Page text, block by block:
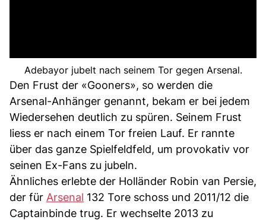
Adebayor jubelt nach seinem Tor gegen Arsenal.
Den Frust der «Gooners», so werden die
Arsenal-Anhänger genannt, bekam er bei jedem
Wiedersehen deutlich zu spüren. Seinem Frust
liess er nach einem Tor freien Lauf. Er rannte
über das ganze Spielfeldfeld, um provokativ vor
seinen Ex-Fans zu jubeln.
Ähnliches erlebte der Holländer Robin van Persie,
der für Arsenal 132 Tore schoss und 2011/12 die
Captainbinde trug. Er wechselte 2013 zu